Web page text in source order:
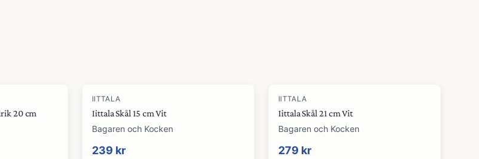
20 cm
IITTALA
Iittala Skål 15 cm Vit
Bagaren och Kocken
239 kr
IITTALA
Iittala Skål 21 cm Vit
Bagaren och Kocken
279 kr